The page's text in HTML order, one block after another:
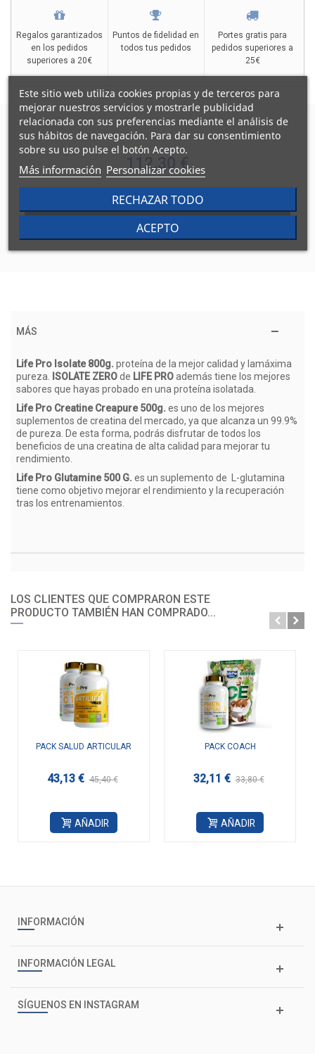
Regalos garantizados
en los pedidos
superiores a 20€
Puntos de fidelidad en
todos tus pedidos
Portes gratis para
pedidos superiores a
25€
112,30 €
AÑADIR ESTE PACK
MÁS
Life Pro Isolate 800g.proteína de la mejor calidad y lamáxima
pureza.
ISOLATE ZEROde LIFE PROademás tiene los mejores
sabores que hayas probado en una proteína isolatada.
Life Pro Creatine Creapure 500g. es uno de los mejores
suplementos de creatina del mercado, ya que alcanza un 99.9%
de pureza. De esta forma, podrás disfrutar de todos los
beneficios de una creatina de alta calidad para mejorar tu
rendimiento.
Life Pro Glutamine 500 G. es un suplemento de L-glutamina
tiene como objetivo mejorar el rendimiento y la recuperación
tras los entrenamientos.
LOS CLIENTES QUE COMPRARON ESTE
PRODUCTO TAMBIÉN HAN COMPRADO...
PACK SALUD ARTICULAR
43,13 € 45,40 €
AÑADIR
PACK COACH
32,11 € 33,80 €
AÑADIR
INFORMACIÓN
INFORMACIÓN LEGAL
SÍGUENOS EN INSTAGRAM
Este sitio web utiliza cookies propias y de terceros para
mejorar nuestros servicios y mostrarle publicidad
relacionada con sus preferencias mediante el análisis de
sus hábitos de navegación. Para dar su consentimiento
sobre su uso pulse el botón Acepto.
Más información Personalizar cookies
RECHAZAR TODO
ACEPTO